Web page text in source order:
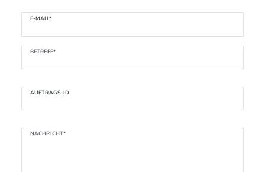
E-MAIL*
KOPIE AN MICH
BETREFF*
AUFTRAGS-ID
NACHRICHT*